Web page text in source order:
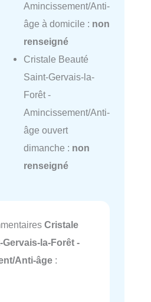
Amincissement/Anti-
âge à domicile : non
renseigné
Cristale Beauté
Saint-Gervais-la-
Forêt -
Amincissement/Anti-
âge ouvert
dimanche : non
renseigné
Cristale
la-Forêt -
Anti-âge :